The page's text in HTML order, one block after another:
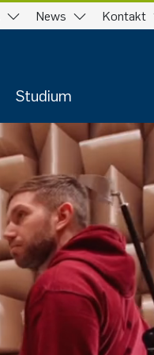
News Kontakt
Studium